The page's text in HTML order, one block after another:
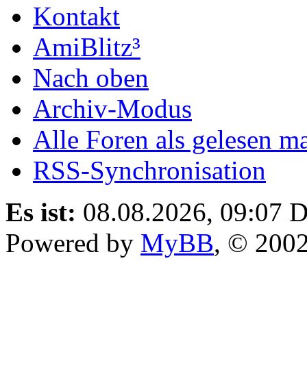
Kontakt
AmiBlitz³
Nach oben
Archiv-Modus
Alle Foren als gelesen
RSS-Synchronisation
Es ist: 08.08.2026, 09:07
Powered by MyBB, ©